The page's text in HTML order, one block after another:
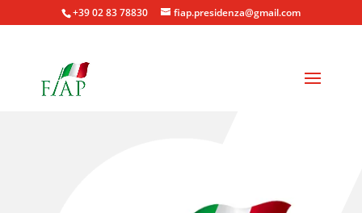
+39 02 83 78830 fiap.presidenza@gmail.com